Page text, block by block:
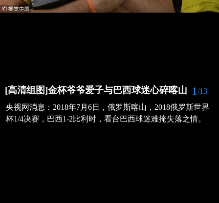
1/13
[高清组图]金杯爷爷爱子与巴西球迷心碎喀山
央视网消息：2018年7月6日，俄罗斯喀山，2018俄罗斯世界
杯1/4决赛，巴西1-2比利时，看台巴西球迷难掩失落之情。